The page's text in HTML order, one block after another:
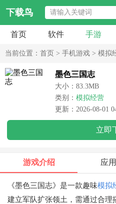
下载鸟
首页 软件 手游
当前位置： 首页 > 手机游戏 > 模拟
墨色三国志
大小：83.3MB
类别： 模拟经营
更新：2026-08-01
立即
游戏介绍 应
《墨色三国志》是一款趣味模拟
建立军队扩张领土，需通过合